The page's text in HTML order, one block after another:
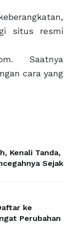
situs resmi
Saatnya
cara yang
Kenali Tanda,
Sejak
ke
Perubahan